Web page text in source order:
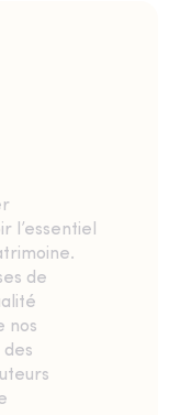
l’essentiel
de
nos